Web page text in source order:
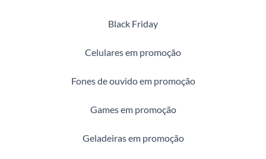
Black Friday
Celulares em promoção
Fones de ouvido em promoção
Games em promoção
Geladeiras em promoção